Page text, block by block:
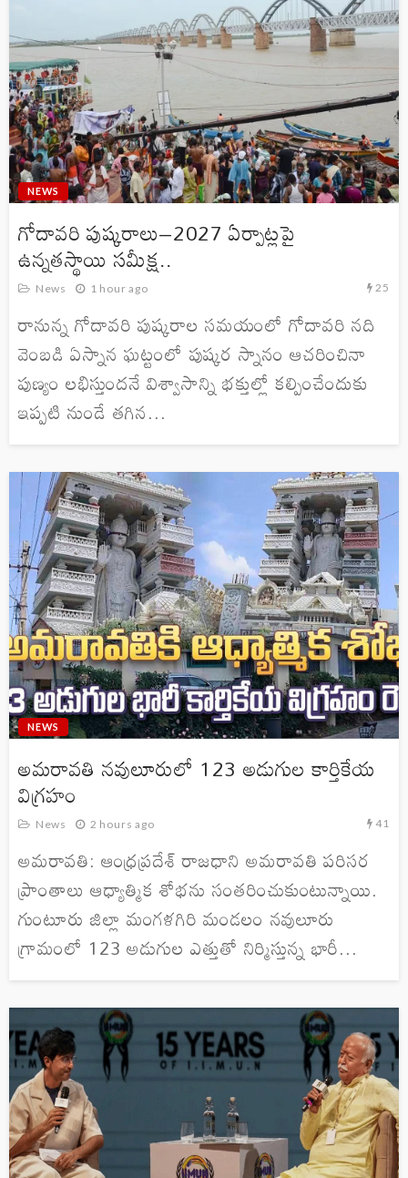
NEWS
గోదావరి పుష్కరాలు–2027 ఏర్పాట్లపై
ఉన్నతస్థాయి సమీక్ష..
News 1 hour ago 25
రానున్న గోదావరి పుష్కరాల సమయంలో గోదావరి నది
వెంబడి ఏస్నాన ఘట్టంలో పుష్కర స్నానం ఆచరించినా
పుణ్యం లభిస్తుందనే విశ్వాసాన్ని భక్తుల్లో కల్పించేందుకు
ఇప్పటి నుండే తగిన...
NEWS
అమరావతి నవులూరులో 123 అడుగుల కార్తికేయ
విగ్రహం
News 2 hours ago 41
అమరావతి: ఆంధ్రప్రదేశ్ రాజధాని అమరావతి పరిసర
ప్రాంతాలు ఆధ్యాత్మిక శోభను సంతరించుకుంటున్నాయి.
గుంటూరు జిల్లా మంగళగిరి మండలం నవులూరు
గ్రామంలో 123 అడుగుల ఎత్తుతో నిర్మిస్తున్న భారీ...